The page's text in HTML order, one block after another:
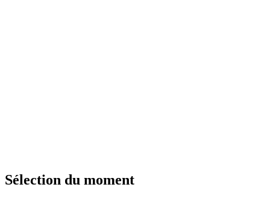
Sélection du moment